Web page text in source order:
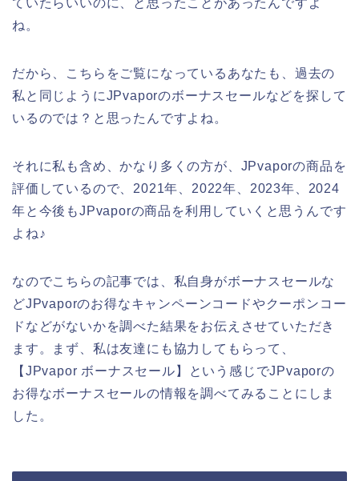
ていたらいいのに、と思ったことがあったんですよ
ね。
だから、こちらをご覧になっているあなたも、過去の
私と同じようにJPvaporのボーナスセールなどを探して
いるのでは？と思ったんですよね。
それに私も含め、かなり多くの方が、JPvaporの商品を
評価しているので、2021年、2022年、2023年、2024
年と今後もJPvaporの商品を利用していくと思うんです
よね♪
なのでこちらの記事では、私自身がボーナスセールな
どJPvaporのお得なキャンペーンコードやクーポンコー
ドなどがないかを調べた結果をお伝えさせていただき
ます。まず、私は友達にも協力してもらって、
【JPvapor ボーナスセール】という感じでJPvaporの
お得なボーナスセールの情報を調べてみることにしま
した。